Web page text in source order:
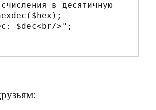
в десятичную
$dec<br/>";